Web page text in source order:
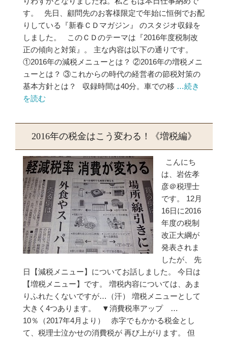
す。 先日、顧問先のお客様限定で年始に恒例でお配
りしている『新春ＣＤマガジン』 のスタジオ収録を
しました。 このＣＤのテーマは『2016年度税制改
正の傾向と対策』。 主な内容は以下の通りです。
①2016年の減税メニューとは？ ②2016年の増税メニ
ューとは？ ③これからの時代の経営者の節税対策の
基本方針とは？ 収録時間は40分。車での移 …続き
を読む
2016年の税金はこう変わる！《増税編》
こんにち
は、岩佐孝
彦＠税理士
です。 12月
16日に2016
年度の税制
改正大綱が
発表されま
したが、 先
日【減税メニュー】についてお話しました。 今日は
【増税メニュー】です。 増税内容については、あま
りふれたくないですが…（汗） 増税メニューとして
大きく4つあります。 ▼消費税率アップ …
10％（2017年4月より） 赤字でもかかる税金とし
て、税理士泣かせの消費税が 再び上がります。 但